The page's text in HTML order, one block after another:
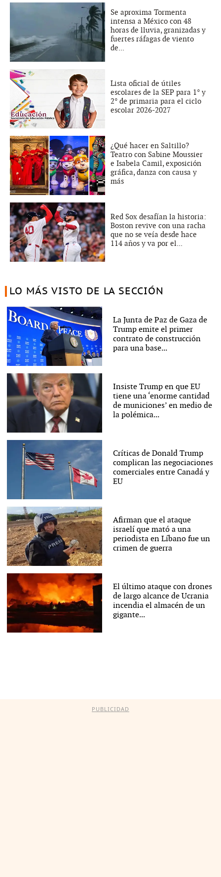
Se aproxima Tormenta
intensa a México con 48
horas de lluvia, granizadas y
fuertes ráfagas de viento
de...
Lista oficial de útiles
escolares de la SEP para 1° y
2° de primaria para el ciclo
escolar 2026-2027
¿Qué hacer en Saltillo?
Teatro con Sabine Moussier
e Isabela Camil, exposición
gráfica, danza con causa y
más
Red Sox desafían la historia:
Boston revive con una racha
que no se veía desde hace
114 años y va por el...
LO MÁS VISTO DE LA SECCIÓN
La Junta de Paz de Gaza de
Trump emite el primer
contrato de construcción
para una base...
Insiste Trump en que EU
tiene una ‘enorme cantidad
de municiones’ en medio de
la polémica...
Críticas de Donald Trump
complican las negociaciones
comerciales entre Canadá y
EU
Afirman que el ataque
israelí que mató a una
periodista en Líbano fue un
crimen de guerra
El último ataque con drones
de largo alcance de Ucrania
incendia el almacén de un
gigante...
PUBLICIDAD